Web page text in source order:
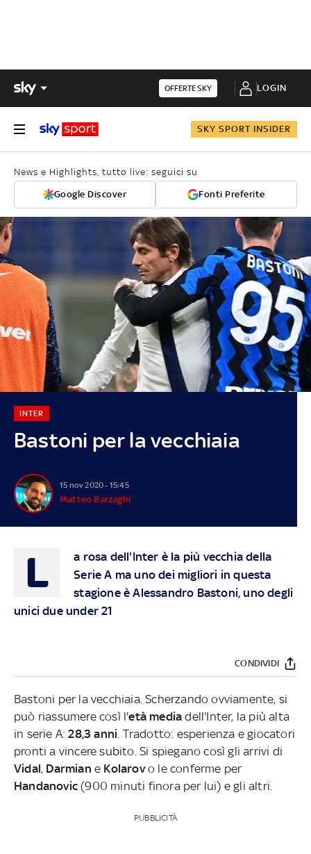
OFFERTE SKY LOGIN
SKY SPORT INSIDER
News e Highlights, tutto live: seguici su
Google Discover Fonti Preferite
Bastoni per la vecchiaia
INTER
15 nov 2020 - 15:45
Matteo Barzaghi
L
a rosa dell'Inter è la più vecchia della
Serie A ma uno dei migliori in questa
stagione è Alessandro Bastoni, uno degli
unici due under 21
CONDIVIDI
Bastoni per la vecchiaia. Scherzando ovviamente, si
può riassumere così l'età media dell'Inter, la più alta
in serie A:28,3 anni . Tradotto: esperienza e giocatori
pronti a vincere subito. Si spiegano così gli arrivi di
Vidal, Darmiane Kolarovo le conferme per
Handanovic(900 minuti finora per lui) e gli altri.
PUBBLICITÀ